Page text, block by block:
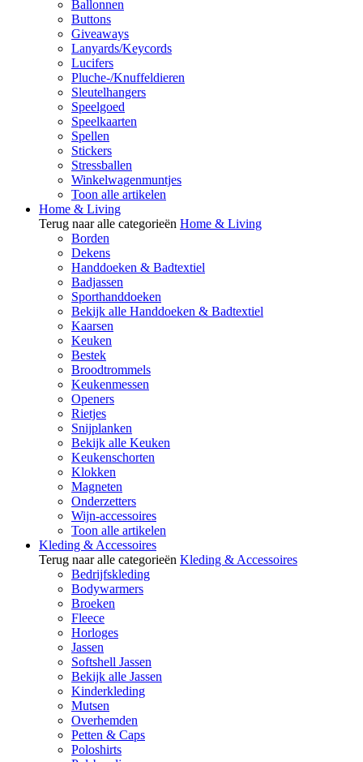
Ballonnen
Buttons
Giveaways
Lanyards/Keycords
Lucifers
Pluche-/Knuffeldieren
Sleutelhangers
Speelgoed
Speelkaarten
Spellen
Stickers
Stressballen
Winkelwagenmuntjes
Toon alle artikelen
Home & Living
Terug naar alle categorieën Home & Living
Borden
Dekens
Handdoeken & Badtextiel
Badjassen
Sporthanddoeken
Bekijk alle Handdoeken & Badtextiel
Kaarsen
Keuken
Bestek
Broodtrommels
Keukenmessen
Openers
Rietjes
Snijplanken
Bekijk alle Keuken
Keukenschorten
Klokken
Magneten
Onderzetters
Wijn-accessoires
Toon alle artikelen
Kleding & Accessoires
Terug naar alle categorieën Kleding & Accessoires
Bedrijfskleding
Bodywarmers
Broeken
Fleece
Horloges
Jassen
Softshell Jassen
Bekijk alle Jassen
Kinderkleding
Mutsen
Overhemden
Petten & Caps
Poloshirts